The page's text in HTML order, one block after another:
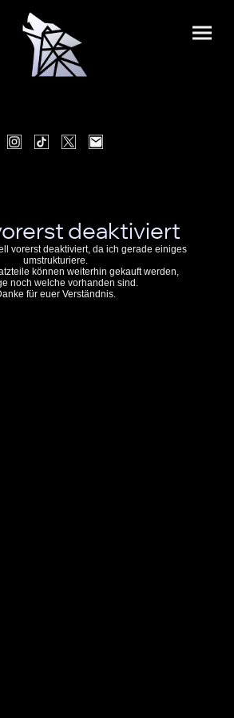
deaktiviert
vorerst deaktiviert, da ich gerade einiges
umstrukturiere.
können weiterhin gekauft werden,
noch welche vorhanden sind.
für euer Verständnis.